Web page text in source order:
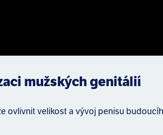
mužských genitálií
ovlivnit velikost a vývoj penisu